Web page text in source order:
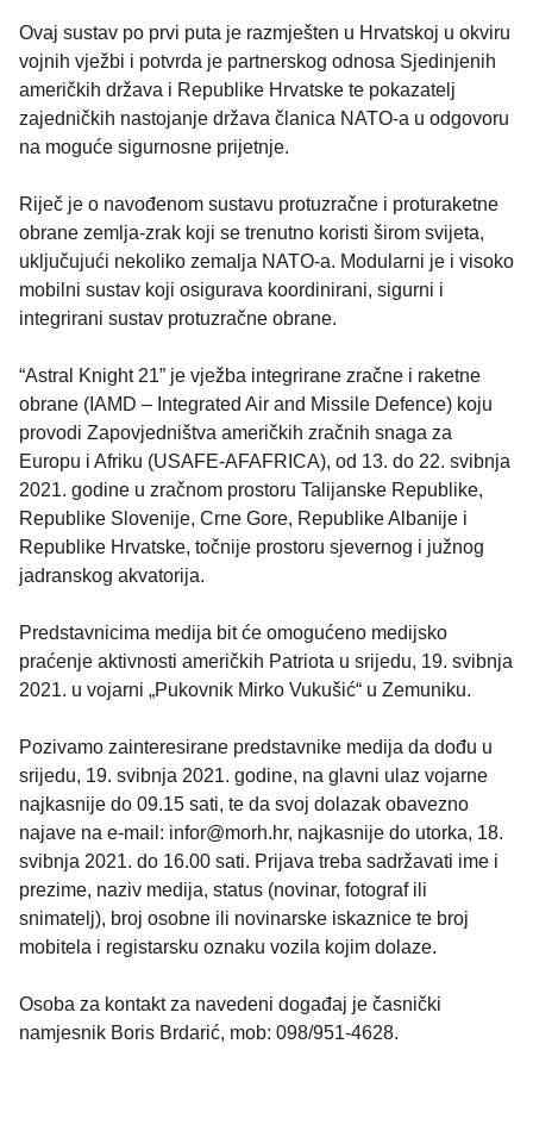
Ovaj sustav po prvi puta je razmješten u Hrvatskoj u okviru
vojnih vježbi i potvrda je partnerskog odnosa Sjedinjenih
američkih država i Republike Hrvatske te pokazatelj
zajedničkih nastojanje država članica NATO-a u odgovoru
na moguće sigurnosne prijetnje.
Riječ je o navođenom sustavu protuzračne i proturaketne
obrane zemlja-zrak koji se trenutno koristi širom svijeta,
uključujući nekoliko zemalja NATO-a. Modularni je i visoko
mobilni sustav koji osigurava koordinirani, sigurni i
integrirani sustav protuzračne obrane.
“Astral Knight 21” je vježba integrirane zračne i raketne
obrane (IAMD – Integrated Air and Missile Defence) koju
provodi Zapovjedništva američkih zračnih snaga za
Europu i Afriku (USAFE-AFAFRICA), od 13. do 22. svibnja
2021. godine u zračnom prostoru Talijanske Republike,
Republike Slovenije, Crne Gore, Republike Albanije i
Republike Hrvatske, točnije prostoru sjevernog i južnog
jadranskog akvatorija.
Predstavnicima medija bit će omogućeno medijsko
praćenje aktivnosti američkih Patriota u srijedu, 19. svibnja
2021. u vojarni „Pukovnik Mirko Vukušić“ u Zemuniku.
Pozivamo zainteresirane predstavnike medija da dođu u
srijedu, 19. svibnja 2021. godine, na glavni ulaz vojarne
najkasnije do 09.15 sati, te da svoj dolazak obavezno
najave na e-mail: infor@morh.hr, najkasnije do utorka, 18.
svibnja 2021. do 16.00 sati. Prijava treba sadržavati ime i
prezime, naziv medija, status (novinar, fotograf ili
snimatelj), broj osobne ili novinarske iskaznice te broj
mobitela i registarsku oznaku vozila kojim dolaze.
Osoba za kontakt za navedeni događaj je časnički
namjesnik Boris Brdarić, mob: 098/951-4628.